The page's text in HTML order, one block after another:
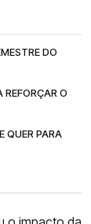
DO
REFORÇAR O
QUER PARA